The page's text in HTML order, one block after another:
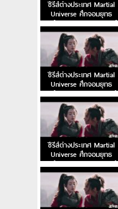
ซีรีส์ต่างประเทศ Martial
Universe ศึกจอมยุทธ
สะท้านพิภพ EP.60 พากย์
ไทย
ซีรีส์ต่างประเทศ Martial
Universe ศึกจอมยุทธ
สะท้านพิภพ EP.58 พากย์
ไทย
ซีรีส์ต่างประเทศ Martial
Universe ศึกจอมยุทธ
สะท้านพิภพ EP.56 พากย์
ไทย